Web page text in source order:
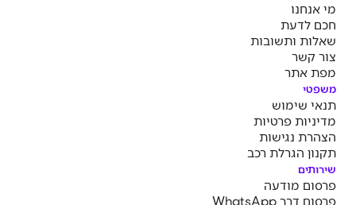
מי אנחנו
חכם לדעת
שאלות ותשובות
צור קשר
מפת אתר
משפטי
תנאי שימוש
מדיניות פרטיות
הצהרת נגישות
תקנון הגרלת רכב
שירותים
פרסום מודעה
פרסום דרך WhatsApp